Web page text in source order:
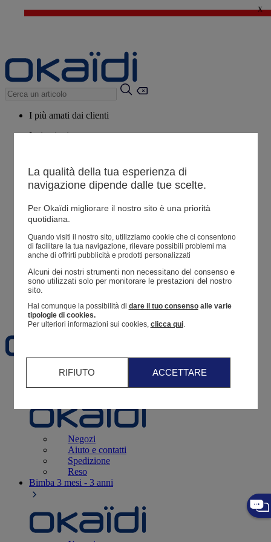
🔥SALDI : Ancora più prodotti fino al -60%*>
x
I più amati dai clienti
Ispirazioni
Potrebbero piacerti anche
Tutti i prodotti
Resoconto di un ordine
Preferiti
3 - 12 mesi
Negozi
Aiuto e contatti
Spedizione
Reso
Bimba 3 mesi - 3 anni
La qualità della tua esperienza di
navigazione dipende dalle tue scelte.
Per Okaïdi migliorare il nostro sito è una priorità
quotidiana.
Quando visiti il ​​nostro sito, utilizziamo cookie che ci consentono
di facilitare la tua navigazione, rilevare possibili problemi ma
anche di offrirti pubblicità e prodotti personalizzati
Alcuni dei nostri strumenti non necessitano del consenso e
sono utilizzati solo per monitorare le prestazioni del nostro
sito.
Hai comunque la possibilità di dare il tuo consensoalle varie
tipologie di cookies.
Per ulteriori informazioni sui cookies, clicca qui.
RIFIUTO ACCETTARE